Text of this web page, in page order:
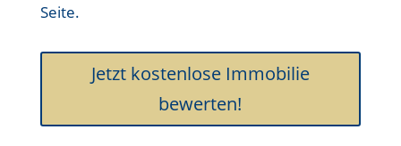
Seite.
Jetzt kostenlose Immobilie
bewerten!